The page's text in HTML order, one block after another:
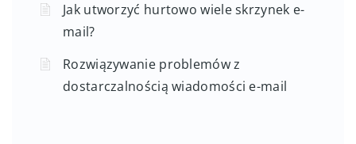
Jak utworzyć hurtowo wiele skrzynek e-
mail?
Rozwiązywanie problemów z
dostarczalnością wiadomości e-mail